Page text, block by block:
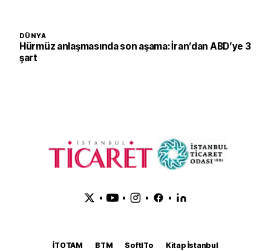
DÜNYA
Hürmüz anlaşmasında son aşama: İran’dan ABD’ye 3
şart
• • • •
İTOTAM BTM SoftITo
Kitap İstanbul